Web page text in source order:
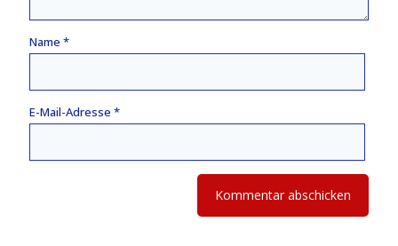
Name *
E-Mail-Adresse *